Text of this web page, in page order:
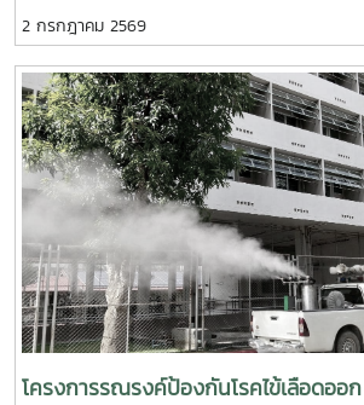
การอบรมยังให้ความสำคัญกับการดูแลสุขภ
ปฏิบัติงาน โดยเฉพาะการป้องกันภาวะหมด
พัฒนาทักษะการเมตตาต่อตนเอง (Self-
เปิดเวที "Mental Health Talk" เพื่อแลกเ
สะท้อนปัญหา และร่วมหาแนวทางพัฒนางาน
สถาบันอุดมศึกษา โครงการนี้ถือเป็นอีกหนึ่ง
เคลื่อน “ระบบนิเวศสุขภาวะนิสิต” ของมหาวิ
บุคลากรผู้ดูแลนิสิตให้มีความพร้อมทั้งด้านคว
ที่เข้าใจ เพื่อให้นิสิตทุกคนสามารถเรียนรู้และ
มหาวิทยาลัยได้อย่างมีความสุขและยั่งยืน ทั้ง
ได้รับงบประมาณสนับสนุนจากที่ประชุมอธิกา
เอื้อเฟื้อสถานที่โดยมหาวิทยาลัยเกษตรศาสตร์
รกิติยาภา นเรนทิราเทพยวดี กรมหลวงราช
วัชรราชธิดา ในวันที่ 1 และ 2 กรกฎาคม
14.00 น. ณ ลานอนันต์ ปัญญาวีร์ อาคารอ
นักศึกษาที่เข้าร่วมบริจาคจะได้ชั่วโมงกิจกรร
8 ชั่วโมง- วันที่ 1กรกฏาคม 2569 มีผู้ประส
จำนวน 91 คน ผ่านเกณฑ์สามารถบริจาคโล
( 18,450 CC.) - วันที่ 2 กรกฏาคม 2569
โลหิต จำนวน 125 คน ผ่านเกณฑ์สามารถบริ
72 คน (32,400 CC.)
2 กรกฎาคม 2569
โครงการรณรงค์ป้องกันโรคไข้เลือดออก